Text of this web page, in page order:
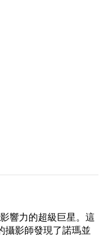
響力的超級巨星。這
攝影師發現了諾瑪並